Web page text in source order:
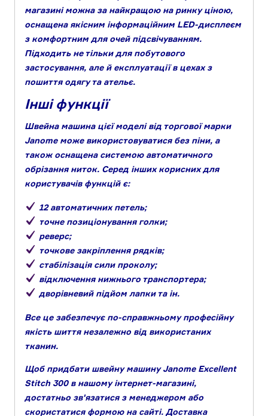
магазині можна за найкращою на ринку ціною,
оснащена якісним інформаційним LED-дисплеєм
з комфортним для очей підсвічуванням.
Підходить не тільки для побутового
застосування, але й експлуатації в цехах з
пошиття одягу та ательє.
Інші функції
Швейна машина цієї моделі від торгової марки
Janome може використовуватися без піни, а
також оснащена системою автоматичного
обрізання ниток. Серед інших корисних для
користувачів функцій є:
12 автоматичних петель;
точне позиціонування голки;
реверс;
точкове закріплення рядків;
стабілізація сили проколу;
відключення нижнього транспортера;
дворівневий підйом лапки та ін.
Все це забезпечує по-справжньому професійну
якість шиття незалежно від використаних
тканин.
Щоб придбати швейну машину Janome Excellent
Stitch 300 в нашому інтернет-магазині,
достатньо зв'язатися з менеджером або
скористатися формою на сайті. Доставка